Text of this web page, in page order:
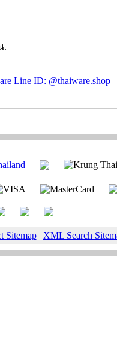
.
Sitemap| XML Search